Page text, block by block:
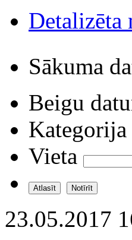
Detalizēta
Sākuma
Beigu
Kategorija
Vieta
23.05.2017